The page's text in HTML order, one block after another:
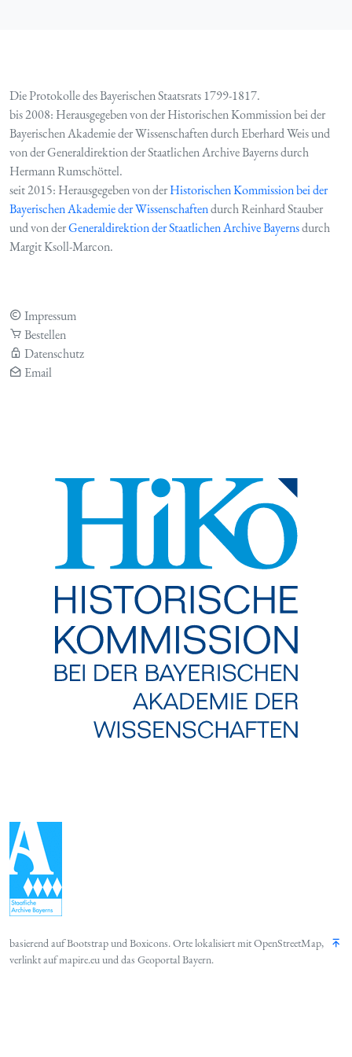
Die Protokolle des Bayerischen Staatsrats 1799-1817.
bis 2008: Herausgegeben von der Historischen Kommission bei der
Bayerischen Akademie der Wissenschaften durch Eberhard Weis und
von der Generaldirektion der Staatlichen Archive Bayerns durch
Hermann Rumschöttel.
seit 2015: Herausgegeben von derHistorischen Kommission bei der
Bayerischen Akademie der Wissenschaftendurch Reinhard Stauber
und von derGeneraldirektion der Staatlichen Archive Bayernsdurch
Margit Ksoll-Marcon.
Impressum
Bestellen
Datenschutz
Email
basierend aufBootstrapundBoxicons. Orte lokalisiert mitOpenStreetMap,
verlinkt aufmapire.euund das Geoportal Bayern.